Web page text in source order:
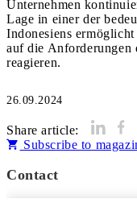
Unternehmen
Lage in einer der
Indonesiens
auf die Anforderungen
reagieren.
26.09.2024
Share article:
Subscribe to
Contact